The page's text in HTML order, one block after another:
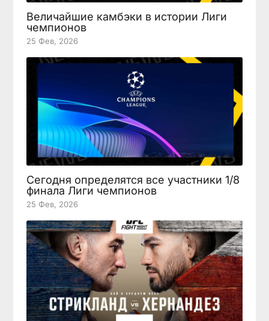
Величайшие камбэки в истории Лиги
чемпионов
25 Фев, 2026
Сегодня определятся все участники 1/8
финала Лиги чемпионов
25 Фев, 2026